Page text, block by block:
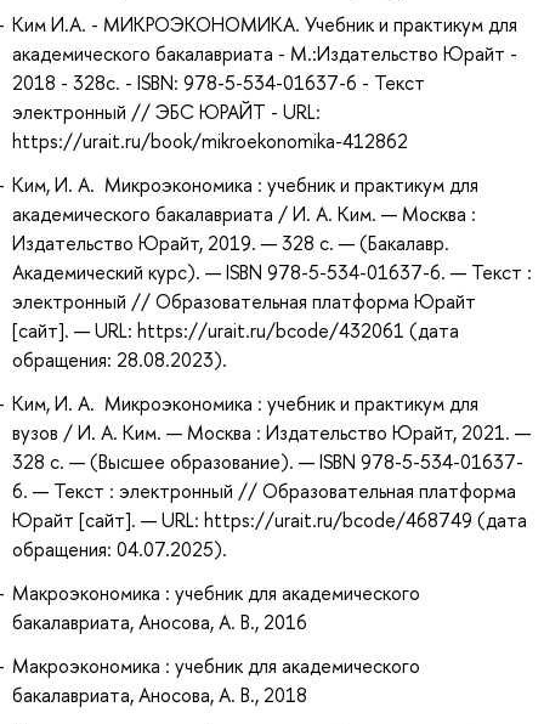
Ким И.А. - МИКРОЭКОНОМИКА. Учебник и практикум для
академического бакалавриата - М.:Издательство Юрайт -
2018 - 328с. - ISBN: 978-5-534-01637-6 - Текст
электронный // ЭБС ЮРАЙТ - URL:
https://urait.ru/book/mikroekonomika-412862
Ким, И. А. Микроэкономика : учебник и практикум для
академического бакалавриата / И. А. Ким. — Москва :
Издательство Юрайт, 2019. — 328 с. — (Бакалавр.
Академический курс). — ISBN 978-5-534-01637-6. — Текст :
электронный // Образовательная платформа Юрайт
[сайт]. — URL: https://urait.ru/bcode/432061 (дата
обращения: 28.08.2023).
Ким, И. А. Микроэкономика : учебник и практикум для
вузов / И. А. Ким. — Москва : Издательство Юрайт, 2021. —
328 с. — (Высшее образование). — ISBN 978-5-534-01637-
6. — Текст : электронный // Образовательная платформа
Юрайт [сайт]. — URL: https://urait.ru/bcode/468749 (дата
обращения: 04.07.2025).
Макроэкономика : учебник для академического
бакалавриата, Аносова, А. В., 2016
Макроэкономика : учебник для академического
бакалавриата, Аносова, А. В., 2018